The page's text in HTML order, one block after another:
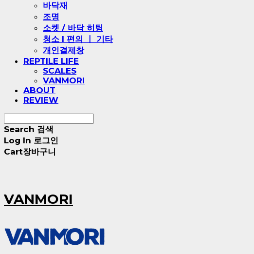
바닥재
조명
소켓 / 바닥 히팅
청소 l 편의 ㅣ 기타
개인결제창
REPTILE LIFE
SCALES
VANMORI
ABOUT
REVIEW
Search 검색
Log In 로그인
Cart장바구니
VANMORI